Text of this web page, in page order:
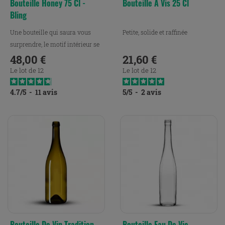
Bouteille Honey 75 Cl -
Bling
Une bouteille qui saura vous
surprendre, le motif intérieur se
révèle à la...
Prix
48,00 €
Le lot de 12
4.7/5 - 11 avis
Bouteille À Vis 25 Cl
Petite, solide et raffinée
Prix
21,60 €
Le lot de 12
5/5 - 2avis